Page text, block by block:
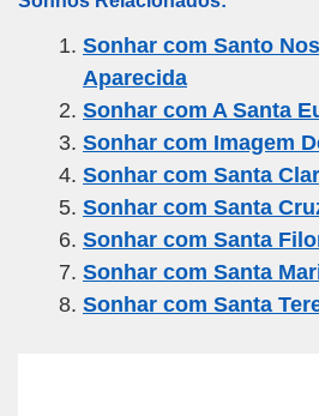
ail c
e
b
o
o
k
tt
er
e
gr
a
m
s
A
p
p
Sonhar com Santo
Aparecida
Sonhar com A Santa
Sonhar com Imagem
Sonhar com Santa
Sonhar com Santa
Sonhar com Santa
Sonhar com Santa
Sonhar com Santa